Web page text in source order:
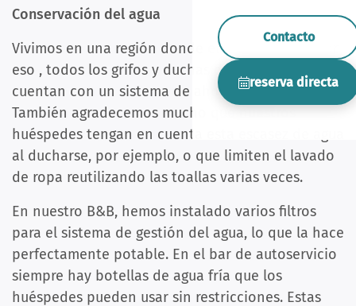
Contacto
reserva directa
Conservación del agua
Vivimos en una región donde el agua escasea. Por
eso , todos los grifos y duchas de las habitaciones
cuentan con un sistema de ahorro de agua.
También agradecemos mucho que nuestros
huéspedes tengan en cuenta esta escasez de agua
al ducharse, por ejemplo, o que limiten el lavado
de ropa reutilizando las toallas varias veces.
En nuestro B&B, hemos instalado varios filtros
para el sistema de gestión del agua, lo que la hace
perfectamente potable. En el bar de autoservicio
siempre hay botellas de agua fría que los
huéspedes pueden usar sin restricciones. Estas